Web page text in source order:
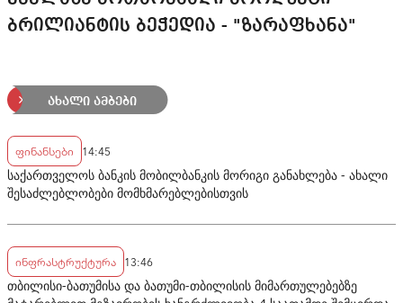
ბრილიანტის ბეჭედია - "ზარაფხანა"
ახალი ამბები
ფინანსები 14:45
საქართველოს ბანკის მობილბანკის მორიგი განახლება - ახალი
შესაძლებლობები მომხმარებლებისთვის
ინფრასტრუქტურა 13:46
თბილისი-ბათუმისა და ბათუმი-თბილისის მიმართულებებზე